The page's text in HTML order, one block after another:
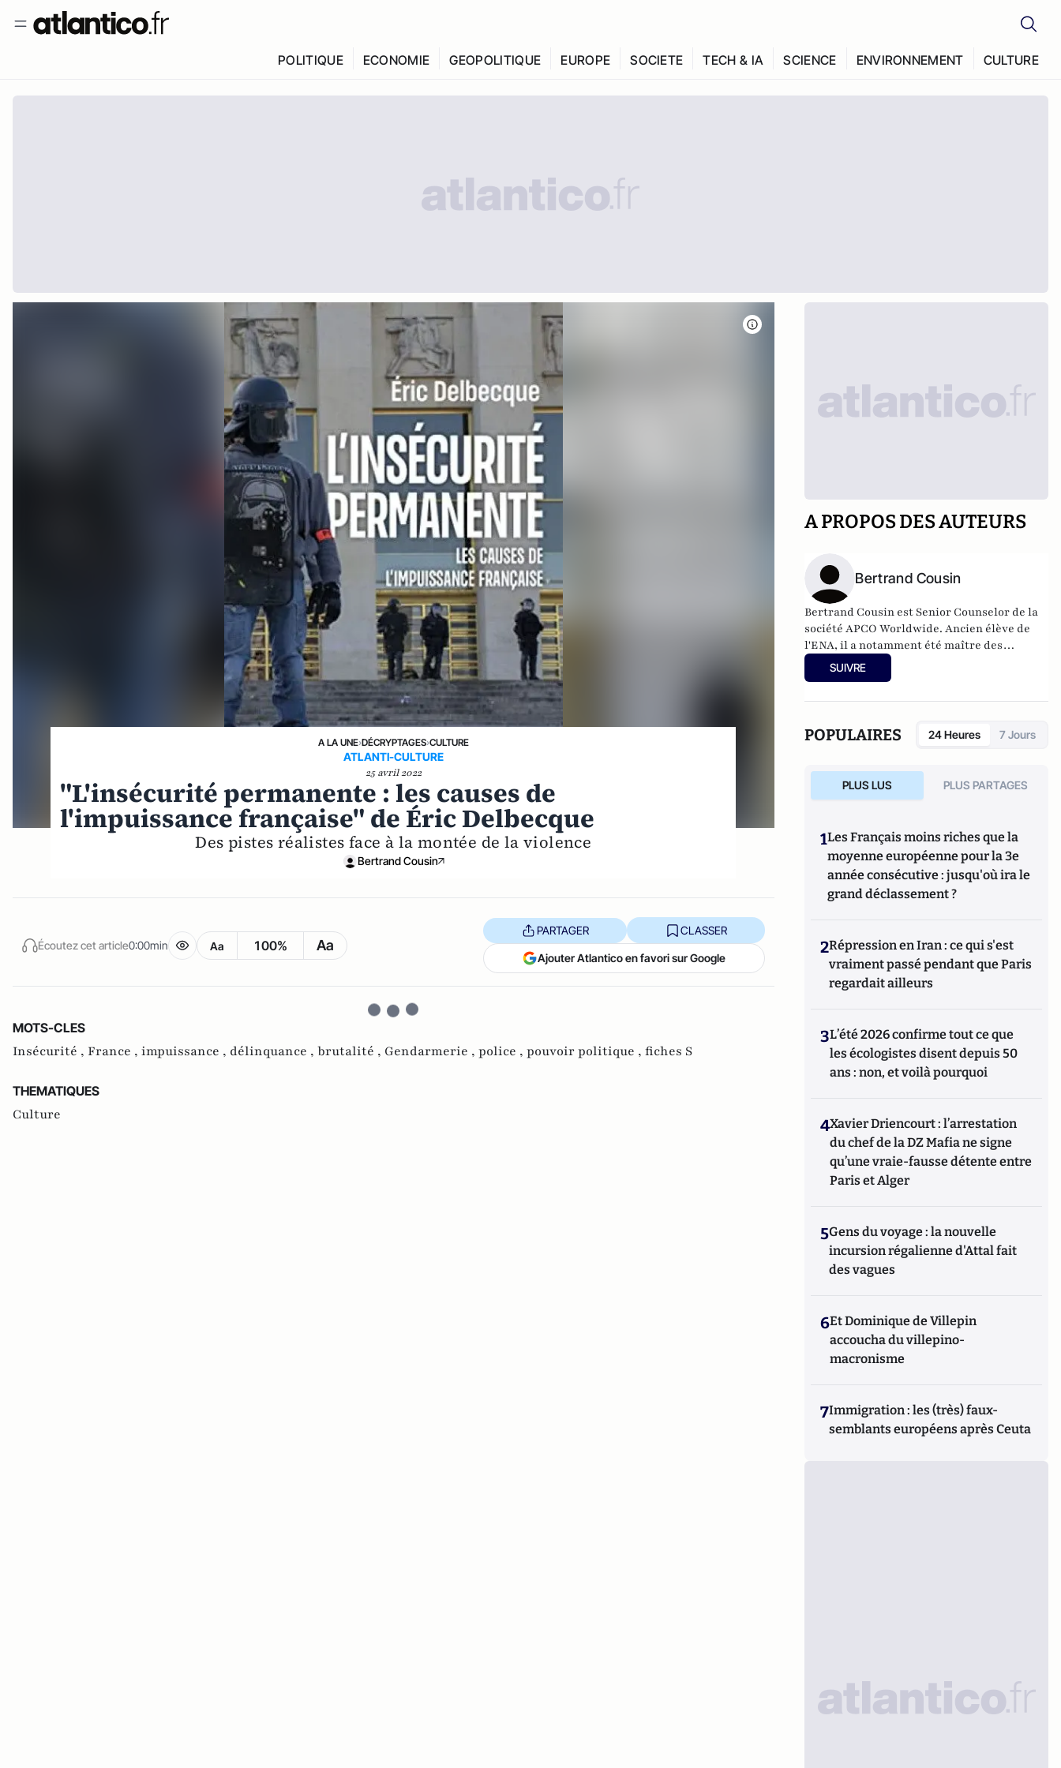
POLITIQUE ECONOMIE GEOPOLITIQUE EUROPE SOCIETE TECH & IA SCIENCE ENVIRONNEMENT CULTURE
A LA UNE›DÉCRYPTAGES›CULTURE
ATLANTI-CULTURE
25 avril 2022
"L'insécurité permanente : les causes de
l'impuissance française" de Éric Delbecque
Des pistes réalistes face à la montée de la violence
Bertrand Cousin
Écoutez cet article0:00min Aa 100% Aa
PARTAGER CLASSER
Ajouter Atlantico en favori sur Google
MOTS-CLES
Insécurité , France , impuissance , délinquance , brutalité , Gendarmerie , police , pouvoir politique , fiches S
THEMATIQUES
Culture
A PROPOS DES AUTEURS
Bertrand Cousin
Bertrand Cousin est Senior Counselor de la
société APCO Worldwide. Ancien élève de
l'ENA, il a notamment été maître des
requêtes au Conseil d'Etat, maire adjoint de
Brest et député.
SUIVRE
POPULAIRES 24 Heures 7 Jours
PLUS LUS PLUS PARTAGES
1Les Français moins riches que la
moyenne européenne pour la 3e
année consécutive : jusqu'où ira le
grand déclassement ?
2Répression en Iran : ce qui s'est
vraiment passé pendant que Paris
regardait ailleurs
3L’été 2026 confirme tout ce que
les écologistes disent depuis 50
ans : non, et voilà pourquoi
4Xavier Driencourt : l’arrestation
du chef de la DZ Mafia ne signe
qu’une vraie-fausse détente entre
Paris et Alger
5Gens du voyage : la nouvelle
incursion régalienne d'Attal fait
des vagues
6Et Dominique de Villepin
accoucha du villepino-
macronisme
7Immigration : les (très) faux-
semblants européens après Ceuta